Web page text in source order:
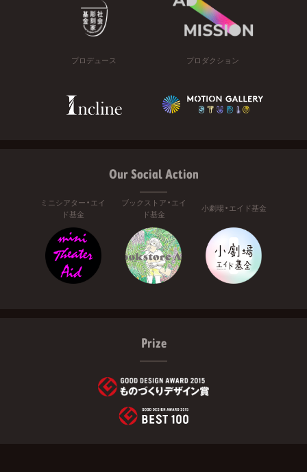
プロデュース プロダクション
Our Social Action
ミニシアター・エイ
ド基金
ブックストア・エイ
ド基金
小劇場・エイド基金
Prize